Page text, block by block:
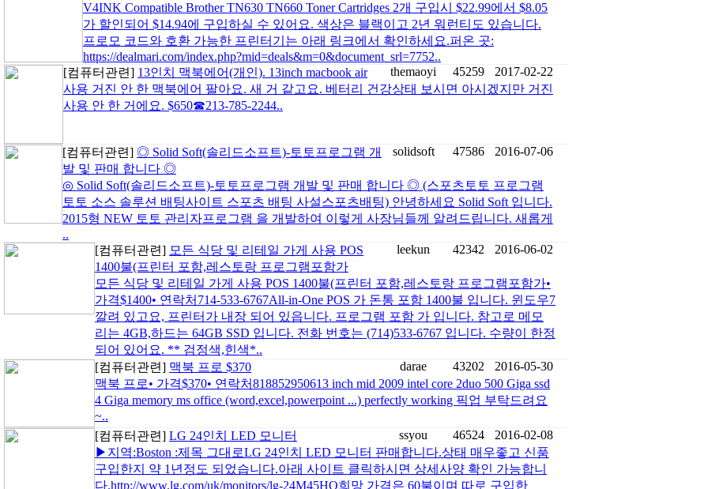
V4INK Compatible Brother TN630 TN660 Toner Cartridges 2개 구입시 $22.99에서 $8.05
가 할인되어 $14.94에 구입하실 수 있어요. 색상은 블랙이고 2년 워런티도 있습니다.
프로모 코드와 호환 가능한 프린터기는 아래 링크에서 확인하세요.퍼온 곳:
https://dealmari.com/index.php?mid=deals&m=0&document_srl=7752..
[컴퓨터관련] 13인치 맥북에어(개인). 13inch macbook air themaoyi 45259
2017-02-22
사용 거진 안 한 맥북에어 팔아요. 새 거 같고요. 베터리 건강상태 보시면 아시겠지만 거진
사용 안 한 거에요. $650☎213-785-2244..
[컴퓨터관련] ◎ Solid Soft(솔리드소프트)-토토프로그램 개
발 및 판매 합니다 ◎
solidsoft 47586 2016-07-06
◎ Solid Soft(솔리드소프트)-토토프로그램 개발 및 판매 합니다 ◎ (스포츠토토 프로그램
토토 소스 솔루션 배팅사이트 스포츠 배팅 사설스포츠배팅) 안녕하세요 Solid Soft 입니다.
2015형 NEW 토토 관리자프로그램 을 개발하여 이렇게 사장님들께 알려드립니다. 새롭게
..
[컴퓨터관련] 모든 식당 및 리테일 가게 사용 POS
1400불(프린터 포함,레스토랑 프로그램포함가
leekun 42342 2016-06-02
모든 식당 및 리테일 가게 사용 POS 1400불(프린터 포함,레스토랑 프로그램포함가•
가격$1400• 연락처714-533-6767All-in-One POS 가 돈통 포함 1400불 입니다. 윈도우7
깔려 있고요, 프린터가 내장 되어 있읍니다. 프로그램 포함 가 입니다. 참고로 메모
리는 4GB,하드는 64GB SSD 입니다. 전화 번호는 (714)533-6767 입니다. 수량이 한정
되어 있어요. ** 검정색,힌색*..
[컴퓨터관련] 맥북 프로 $370 darae 43202
2016-05-30
맥북 프로• 가격$370• 연락처818852950613 inch mid 2009 intel core 2duo 500 Giga ssd
4 Giga memory ms office (word,excel,powerpoint ...) perfectly working 픽업 부탁드려요
~..
[컴퓨터관련] LG 24인치 LED 모니터 ssyou 46524
2016-02-08
▶지역:Boston :제목 그대로LG 24인치 LED 모니터 판매합니다.상태 매우좋고 신품
구입한지 약 1년정도 되었습니다.아래 사이트 클릭하시면 상세사양 확인 가능합니
다.http://www.lg.com/uk/monitors/lg-24M45HQ희망 가격은 60불이며 따로 구입한